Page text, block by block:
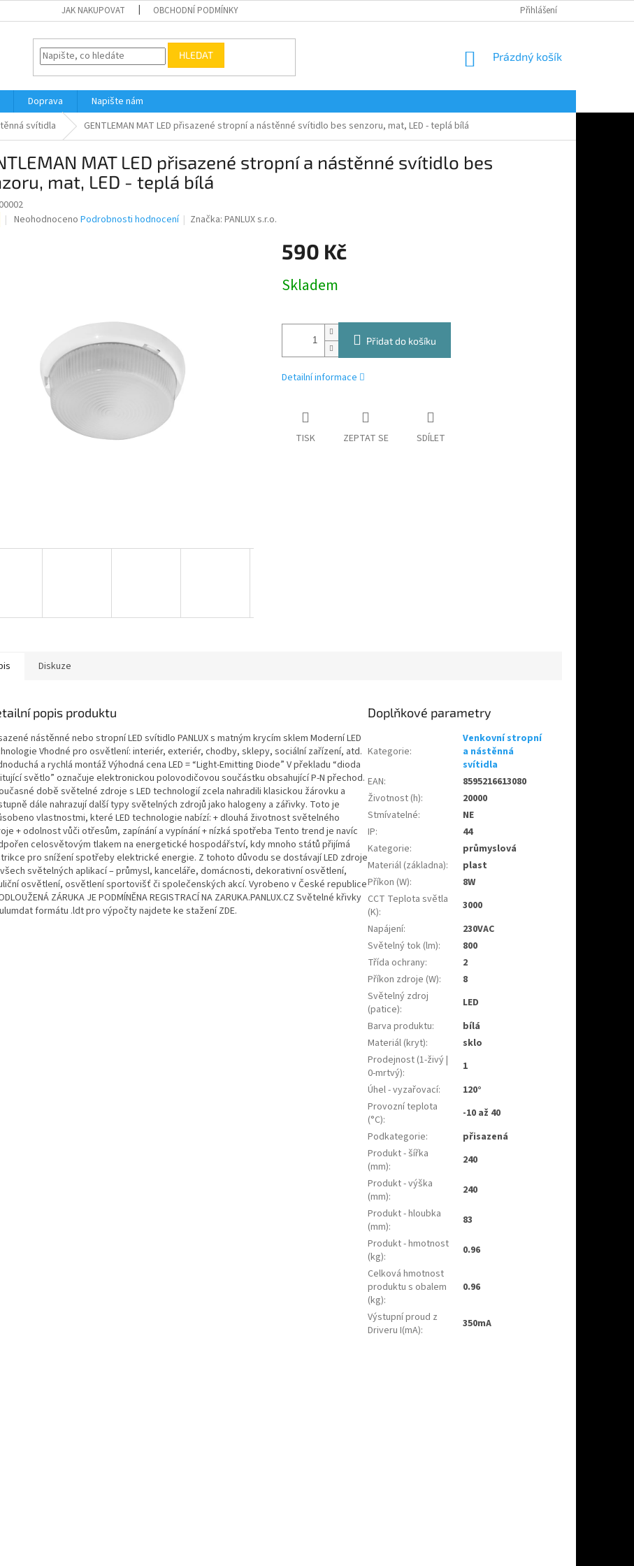
JAK NAKUPOVAT OBCHODNÍ PODMÍNKY Přihlášení
HLEDAT
NÁKUPNÍ
Prázdný košík
Doprava
Napište nám
svítidla GENTLEMAN MAT LED přisazené stropní a nástěnné svítidlo bes senzoru, mat, LED - teplá bílá
MAT LED přisazené stropní a nástěnné svítidlo bes
mat, LED - teplá bílá
Průměrné
Neohodnoceno Podrobnosti hodnocení Značka:PANLUX s.r.o.
590 Kč
cena:
Skladem
Přidat do košíku
Detailní informace
TISK ZEPTAT SE SDÍLET
Diskuze
popis produktu
nástěnné nebo stropní LED svítidlo PANLUX s matným krycím sklem Moderní LED
Vhodné pro osvětlení: interiér, exteriér, chodby, sklepy, sociální zařízení, atd.
a rychlá montáž Výhodná cena LED = “Light-Emitting Diode” V překladu “dioda
světlo” označuje elektronickou polovodičovou součástku obsahující P-N přechod.
době světelné zdroje s LED technologií zcela nahradili klasickou žárovku a
dále nahrazují další typy světelných zdrojů jako halogeny a zářivky. Toto je
vlastnostmi, které LED technologie nabízí: + dlouhá životnost světelného
+ odolnost vůči otřesům, zapínání a vypínání + nízká spotřeba Tento trend je navíc
celosvětovým tlakem na energetické hospodářství, kdy mnoho států přijímá
pro snížení spotřeby elektrické energie. Z tohoto důvodu se dostávají LED zdroje
světelných aplikací – průmysl, kanceláře, domácnosti, dekorativní osvětlení,
osvětlení, osvětlení sportovišť či společenských akcí. Vyrobeno v České republice
ZÁRUKA JE PODMÍNĚNA REGISTRACÍ NA ZARUKA.PANLUX.CZ Světelné křivky
formátu .ldt pro výpočty najdete ke stažení ZDE.
Doplňkové parametry
Kategorie:
Venkovní stropní
a nástěnná
svítidla
EAN:
8595216613080
Životnost (h):
20000
Stmívatelné:
NE
IP:
44
Kategorie:
průmyslová
Materiál (základna):
plast
Příkon (W):
8W
CCT Teplota světla
(K):
3000
Napájení:
230VAC
Světelný tok (lm):
800
Třída ochrany:
2
Příkon zdroje (W):
8
Světelný zdroj
(patice):
LED
Barva produktu:
bílá
Materiál (kryt):
sklo
Prodejnost (1-živý |
0-mrtvý):
1
Úhel - vyzařovací:
120°
Provozní teplota
(°C):
-10 až 40
Podkategorie:
přisazená
Produkt - šířka
(mm):
240
Produkt - výška
(mm):
240
Produkt - hloubka
(mm):
83
Produkt - hmotnost
(kg):
0.96
Celková hmotnost
produktu s obalem
(kg):
0.96
Výstupní proud z
Driveru I(mA): 350mA